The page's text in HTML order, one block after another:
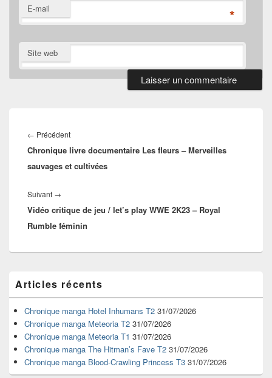
E-mail *
Site web
de
l’article
← PrécédentArticle
précédent :
Chronique livre documentaire Les fleurs – Merveilles
sauvages et cultivées
Suivant →
suivant :
Vidéo critique de jeu / let’s play WWE 2K23 – Royal
Rumble féminin
principale
de
widget
pour
barre
latérale
Articles récents
Chronique manga Hotel Inhumans T2 31/07/2026
Chronique manga Meteoria T2 31/07/2026
Chronique manga Meteoria T1 31/07/2026
Chronique manga The Hitman’s Fave T2 31/07/2026
Chronique manga Blood-Crawling Princess T3 31/07/2026